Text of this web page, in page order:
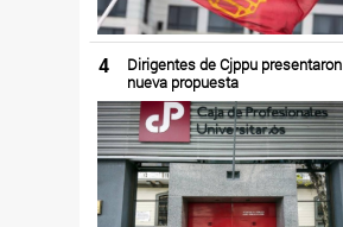
4
Dirigentes de Cjppu presentaron
nueva propuesta